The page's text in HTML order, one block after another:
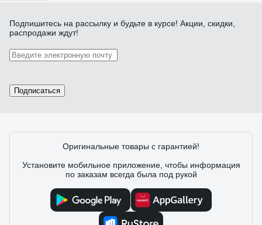
Подпишитесь на рассылку и будьте в курсе! Акции, скидки,
распродажи ждут!
Подписаться
Оригинальные товары с гарантией!
Установите мобильное приложение, чтобы информация
по заказам всегда была под рукой